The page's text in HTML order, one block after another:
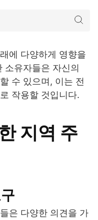
에 다양하게 영향을
소유자들은 자신의
수 있으며, 이는 전
작용할 것입니다.
지역 주
은 다양한 의견을 가